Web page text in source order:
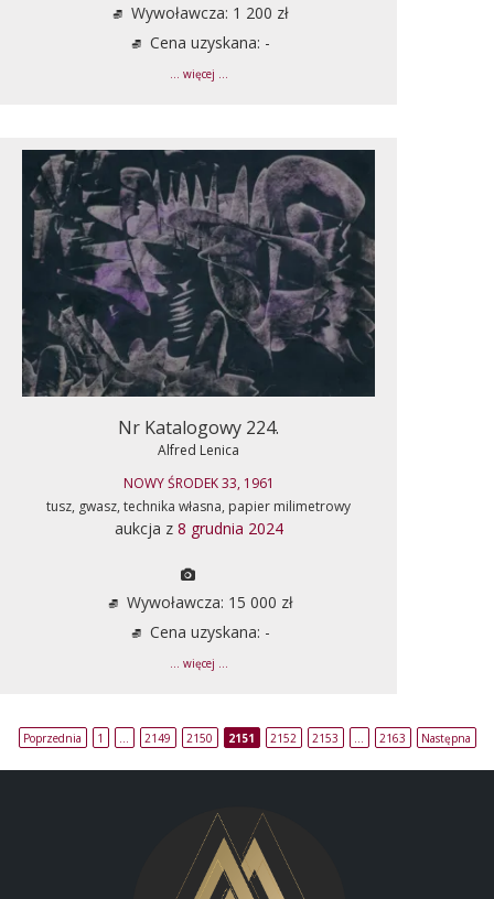
Wywoławcza: 1 200 zł
Cena uzyskana: -
... więcej ...
Nr Katalogowy 224.
Alfred Lenica
NOWY ŚRODEK 33, 1961
tusz, gwasz, technika własna, papier milimetrowy
aukcja z 8 grudnia 2024
Wywoławcza: 15 000 zł
Cena uzyskana: -
... więcej ...
Poprzednia 1 2149 2150 2151 2152 2153 2163 Następna